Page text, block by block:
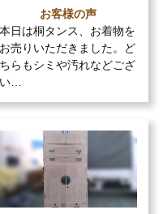
お客様の声
本日は桐タンス、お着物を
お売りいただきました。ど
ちらもシミや汚れなどござ
い…